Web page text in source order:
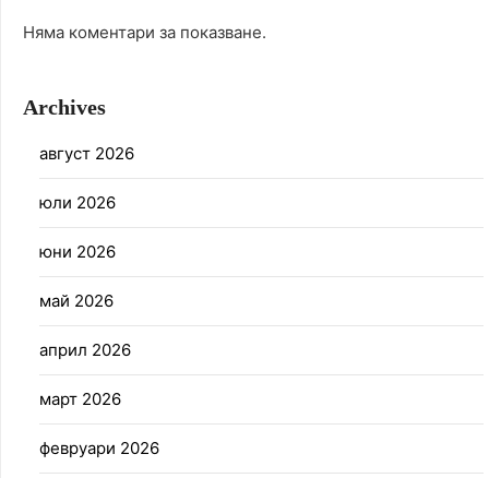
Няма коментари за показване.
Archives
август 2026
юли 2026
юни 2026
май 2026
април 2026
март 2026
февруари 2026